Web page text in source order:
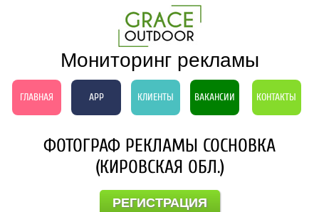
Мониторинг рекламы
ГЛАВНАЯ APP КЛИЕНТЫ ВАКАНСИИ КОНТАКТЫ
ФОТОГРАФ РЕКЛАМЫ СОСНОВКА
(КИРОВСКАЯ ОБЛ.)
РЕГИСТРАЦИЯ